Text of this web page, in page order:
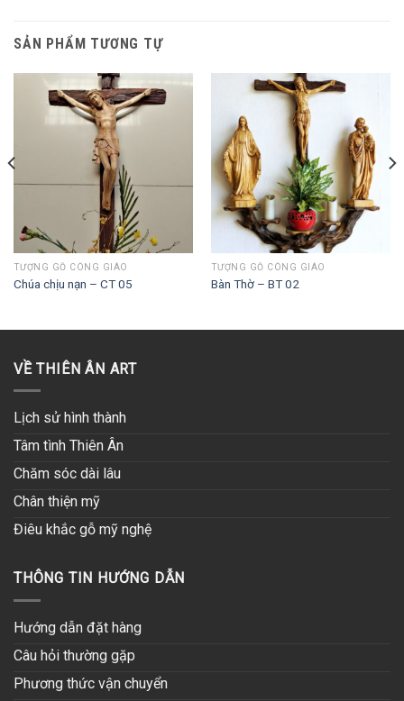
SẢN PHẨM TƯƠNG TỰ
TƯỢNG GỖ CÔNG GIÁO
Chúa chịu nạn – CT 05
TƯỢNG GỖ CÔNG GIÁO
Bàn Thờ – BT 02
VỀ THIÊN ÂN ART
Lịch sử hình thành
Tâm tình Thiên Ân
Chăm sóc dài lâu
Chân thiện mỹ
Điêu khắc gỗ mỹ nghệ
THÔNG TIN HƯỚNG DẪN
Hướng dẫn đặt hàng
Câu hỏi thường gặp
Phương thức vận chuyển